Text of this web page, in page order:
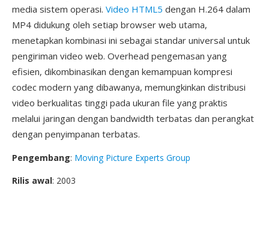
media sistem operasi. Video HTML5 dengan H.264 dalam
MP4 didukung oleh setiap browser web utama,
menetapkan kombinasi ini sebagai standar universal untuk
pengiriman video web. Overhead pengemasan yang
efisien, dikombinasikan dengan kemampuan kompresi
codec modern yang dibawanya, memungkinkan distribusi
video berkualitas tinggi pada ukuran file yang praktis
melalui jaringan dengan bandwidth terbatas dan perangkat
dengan penyimpanan terbatas.
Pengembang: Moving Picture Experts Group
Rilis awal: 2003